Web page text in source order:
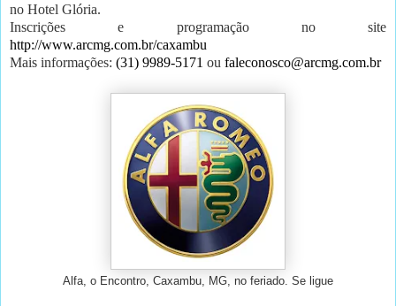
no Hotel Glória.
Inscrições e programação no site
http://www.arcmg.com.br/caxambu
Mais informações: (31) 9989-5171 ou faleconosco@arcmg.com.br
Alfa, o Encontro, Caxambu, MG, no feriado. Se ligue